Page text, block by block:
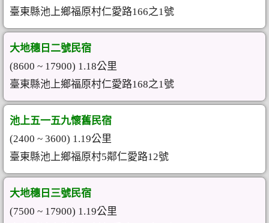
臺東縣池上鄉福原村仁愛路166之1號
大地穗日二號民宿
(8600 ~ 17900) 1.18公里
臺東縣池上鄉福原村仁愛路168之1號
池上五一五九懷舊民宿
(2400 ~ 3600) 1.19公里
臺東縣池上鄉福原村5鄰仁愛路12號
大地穗日三號民宿
(7500 ~ 17900) 1.19公里